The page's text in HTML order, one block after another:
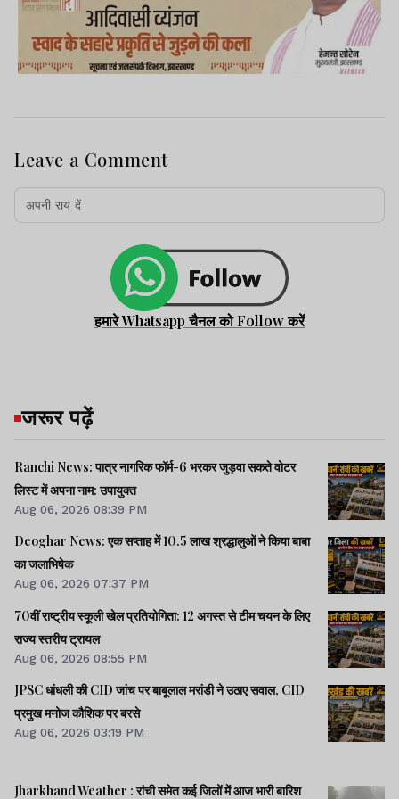
Leave a Comment
हमारे Whatsapp चैनल को Follow करें
जरूर पढ़ें
Ranchi News: पात्र नागरिक फॉर्म-6 भरकर जुड़वा सकते वोटर
लिस्ट में अपना नाम: उपायुक्त
Aug 06, 2026 08:39 PM
Deoghar News: एक सप्ताह में 10.5 लाख श्रद्धालुओं ने किया बाबा
का जलाभिषेक
Aug 06, 2026 07:37 PM
70वीं राष्ट्रीय स्कूली खेल प्रतियोगिता: 12 अगस्त से टीम चयन के लिए
राज्य स्तरीय ट्रायल
Aug 06, 2026 08:55 PM
JPSC धांधली की CID जांच पर बाबूलाल मरांडी ने उठाए सवाल, CID
प्रमुख मनोज कौशिक पर बरसे
Aug 06, 2026 03:19 PM
Jharkhand Weather : रांची समेत कई जिलों में आज भारी बारिश